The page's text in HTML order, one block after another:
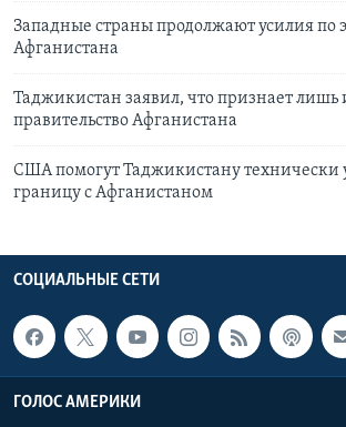
Западные страны продолжают усилия по
Афганистана
Таджикистан заявил, что признает
правительство Афганистана
США помогут Таджикистану технически
границу с Афганистаном
СОЦИАЛЬНЫЕ СЕТИ
ГОЛОС АМЕРИКИ